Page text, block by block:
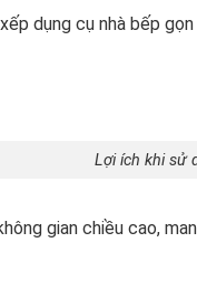
dụng cụ nhà bếp gọn
Lợi ích khi sử
gian chiều cao,